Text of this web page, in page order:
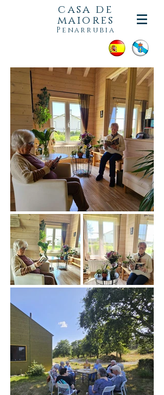
casa de
maiores
Penarrubia